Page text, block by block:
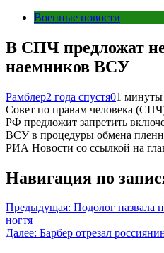
Военные новости
В СПЧ предложат
наемников ВСУ
Рамблер2 года спустя01 минуты
Совет по правам человека
РФ предложит запретить
ВСУ в процедуры обмена
РИА Новости со ссылкой на
Навигация по
Предыдущая: Подолог назвала
ногтя
Далее: Барбер отрезал